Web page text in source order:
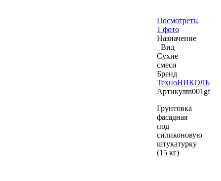
Посмотреть:
1 фото
Назначение
Вид
Сухие
смеси
Бренд
ТехноНИКОЛЬ
Артикулtn001gf
Грунтовка
фасадная
под
силиконовую
штукатурку
(15 кг)